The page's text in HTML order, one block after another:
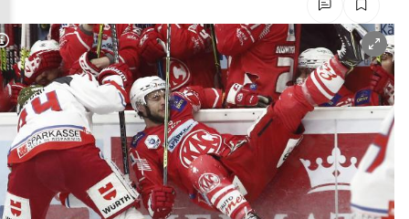
Untermenü
Untermenü
Untermenü
Untermenü
Untermenü
Copyright-Hinweis öffnen/schließen